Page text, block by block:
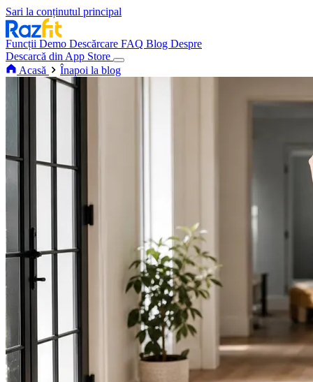
Sari la conținutul principal
Funcții Demo Descărcare FAQ Blog Despre
Descarcă din App Store
Acasă
Înapoi la blog